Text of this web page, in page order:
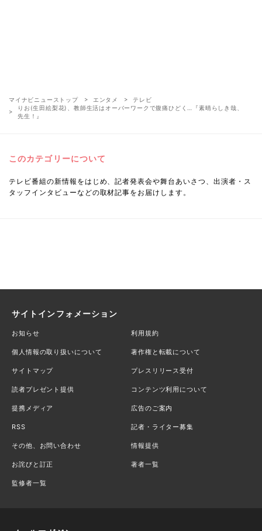
マイナビニューストップ エンタメ
テレビ
りお(生田絵梨花)、教師生活はオーバーワークで腹痛ひどく…『素晴らしき哉、
先生！』
このカテゴリーについて
テレビ番組の新情報をはじめ、記者発表会や舞台あいさつ、出演者・ス
タッフインタビューなどの取材記事をお届けします。
サイトインフォメーション
お知らせ 利用規約
個人情報の取り扱いについて 著作権と転載について
サイトマップ プレスリリース受付
読者プレゼント提供 コンテンツ利用について
提携メディア 広告のご案内
RSS 記者・ライター募集
その他、お問い合わせ 情報提供
お詫びと訂正 著者一覧
監修者一覧